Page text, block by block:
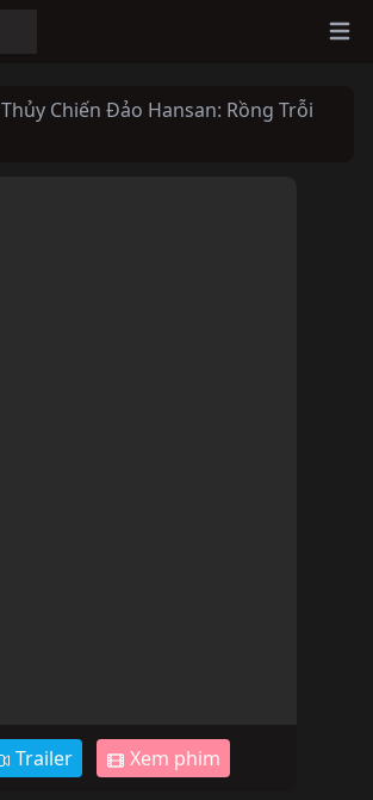
Thủy Chiến Đảo Hansan: Rồng Trỗi
Trailer Xem phim